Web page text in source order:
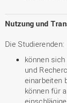
Nutzung und
Die Studierenden:
können
und
einarbeiten
können für